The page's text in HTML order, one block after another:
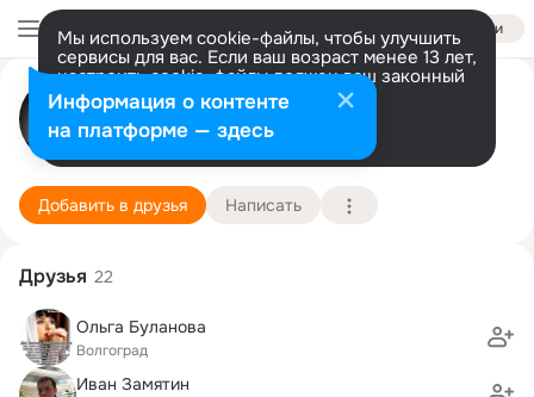
Войти
Мы используем cookie-файлы, чтобы улучшить
сервисы для вас. Если ваш возраст менее 13 лет,
настроить cookie-файлы должен ваш законный
представитель. Больше информации
Разрешить все Настроить
Ирина Сучкова (Утенкова)
S-pb V.Novgorod
2 школа
Подробнее
Добавить в друзья Написать
Друзья 22
Ольга Буланова
Волгоград
Иван Замятин
Информация о контенте
на платформе — здесь